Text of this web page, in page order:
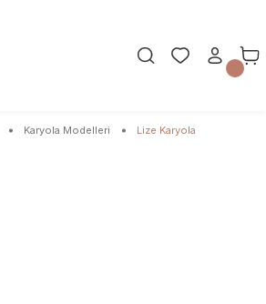
Karyola Modelleri Lize Karyola